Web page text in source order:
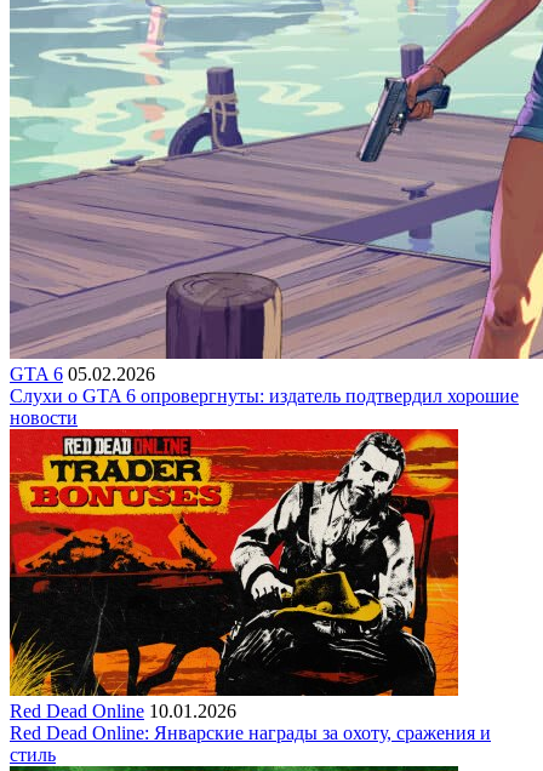
GTA 6 05.02.2026
Слухи о GTA 6 опровергнуты: издатель подтвердил хорошие
новости
Red Dead Online 10.01.2026
Red Dead Online: Январские награды за охоту, сражения и
стиль